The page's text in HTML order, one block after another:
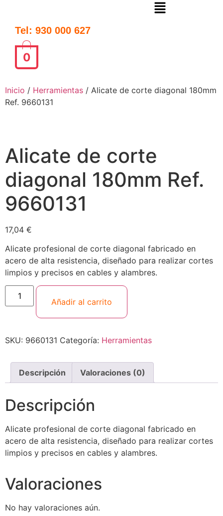
Tel: 930 000 627
0
Inicio / Herramientas / Alicate de corte diagonal 180mm
Ref. 9660131
Alicate de corte
diagonal 180mm Ref.
9660131
17,04 €
Alicate profesional de corte diagonal fabricado en
acero de alta resistencia, diseñado para realizar cortes
limpios y precisos en cables y alambres.
Añadir al carrito
SKU: 9660131 Categoría: Herramientas
Descripción Valoraciones (0)
Descripción
Alicate profesional de corte diagonal fabricado en
acero de alta resistencia, diseñado para realizar cortes
limpios y precisos en cables y alambres.
Valoraciones
No hay valoraciones aún.